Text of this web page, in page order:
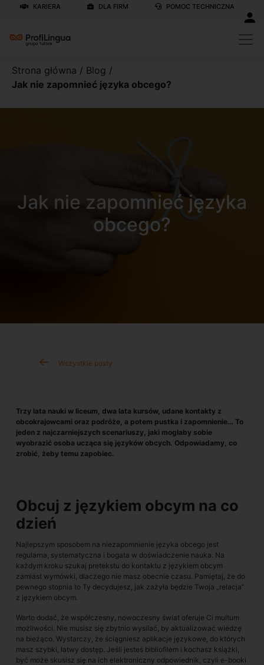
KARIERA DLA FIRM POMOC TECHNICZNA
Strona główna / Blog /
Jak nie zapomnieć języka obcego?
Jak nie zapomnieć języka
obcego?
Wszystkie posty
Trzy lata nauki w liceum, dwa lata kursów, udane kontakty z
obcokrajowcami oraz podróże, a potem pustka i zapomnienie… To
jeden z najczarniejszych scenariuszy, jaki mogłaby sobie
wyobrazić osoba ucząca się języków obcych. Odpowiadamy, co
zrobić, żeby temu zapobiec.
Obcuj z językiem obcym na co
dzień
Najlepszym sposobem na niezapomnienie języka obcego jest
regularna, systematyczna i bogata w doświadczenie nauka. Na
każdym kroku szukaj pretekstu do kontaktu z językiem obcym
zamiast wymówki, dlaczego nie masz obecnie czasu. Pamiętaj, że do
pewnego stopnia to Ty decydujesz, jak zażyła będzie Twoja „relacja”
z językiem obcym.
Warto dodać, że współczesny, nowoczesny świat oferuje Ci multum
możliwości. Nie musisz się zbytnio wysilać, by aktualizować wiedzę
na bieżąco. Wystarczy, że ściągniesz aplikacje językowe, do których
masz szybki, łatwy dostęp. Jeśli jesteś bibliofilem i kochasz książki,
być może skusisz się na ich elektroniczny odpowiednik, czyli e-booki